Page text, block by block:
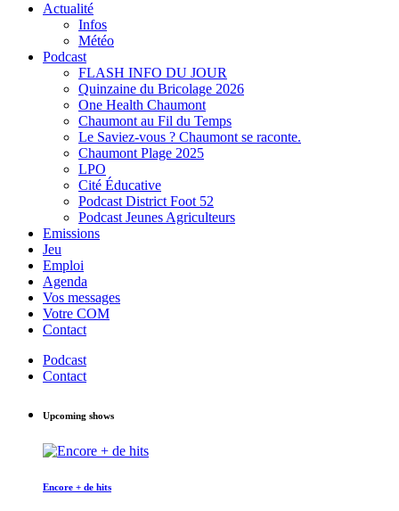
Actualité
Infos
Météo
Podcast
FLASH INFO DU JOUR
Quinzaine du Bricolage 2026
One Health Chaumont
Chaumont au Fil du Temps
Le Saviez-vous ? Chaumont se raconte.
Chaumont Plage 2025
LPO
Cité Éducative
Podcast District Foot 52
Podcast Jeunes Agriculteurs
Emissions
Jeu
Emploi
Agenda
Vos messages
Votre COM
Contact
Podcast
Contact
Upcoming shows
Encore + de hits